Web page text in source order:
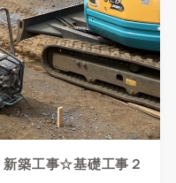
築工事☆基礎工事２